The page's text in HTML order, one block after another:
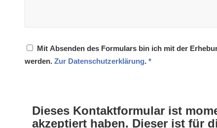
Mit Absenden des Formulars bin ich mit der
werden. Zur Datenschutzerklärung. *
Dieses Kontaktformular ist
akzeptiert haben. Dieser ist für